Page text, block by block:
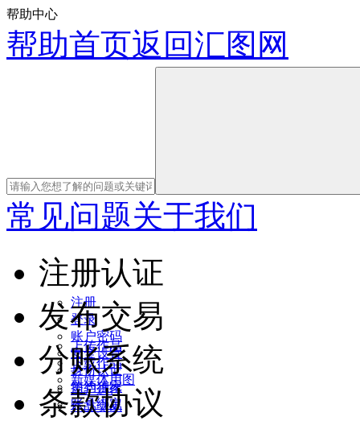
帮助中心
帮助首页返回汇图网
常见问题关于我们
注册认证
注册
登录
账户密码
安全设置
身份认证
签约独家
账号绑定
发布交易
上传作品
下载作品
新媒体用图
分账系统
用户进件
作品交易
条款协议